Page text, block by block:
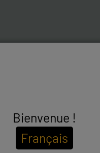
Bienvenue !
Français